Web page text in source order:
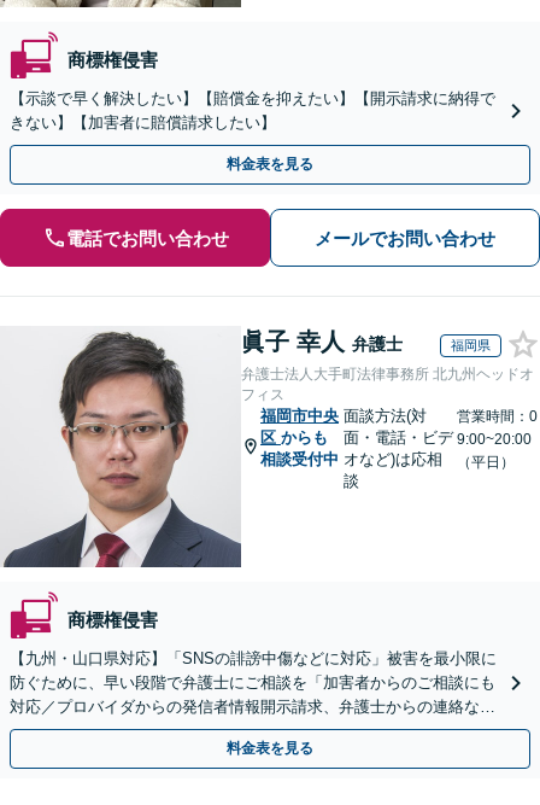
商標権侵害
【示談で早く解決したい】【賠償金を抑えたい】【開示請求に納得で
きない】【加害者に賠償請求したい】
料金表を見る
電話でお問い合わせ メールでお問い合わせ
眞子 幸人 弁護士 福岡県
弁護士法人大手町法律事務所 北九州ヘッドオ
フィス
福岡市中央
区 からも
相談受付中
面談方法(対
面・電話・ビデ
オなど)は応相
談
営業時間：0
9:00~20:00
（平日）
商標権侵害
【九州・山口県対応】「SNSの誹謗中傷などに対応」被害を最小限に
防ぐために、早い段階で弁護士にご相談を「加害者からのご相談にも
対応／プロバイダからの発信者情報開示請求、弁護士からの連絡な
ど」法人の風評被害対策にも対応【休日・夜間相談可】
料金表を見る